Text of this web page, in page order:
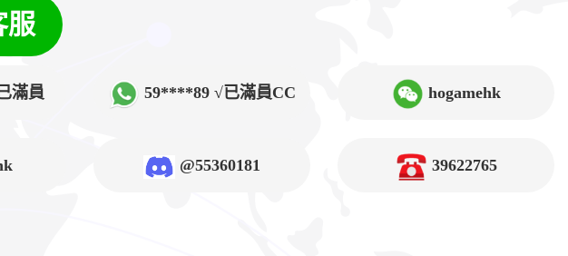
服
滿員 59****89 √已滿員CC hogamehk
@55360181 39622765